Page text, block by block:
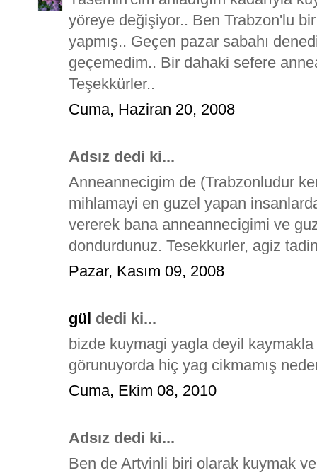
yöreye değişiyor.. Ben Trabzon'lu
yapmış.. Geçen pazar sabahı
geçemedim.. Bir dahaki sefere
Teşekkürler..
Cuma, Haziran 20, 2008
Adsız dedi ki...
Anneannecigim de (Trabzonludur
mihlamayi en guzel yapan
vererek bana anneannecigimi ve
dondurdunuz. Tesekkurler, agiz
Pazar, Kasım 09, 2008
gül dedi ki...
bizde kuymagi yagla deyil kaymakla
görunuyorda hiç yag cikmamış
Cuma, Ekim 08, 2010
Adsız dedi ki...
Ben de Artvinli biri olarak kuymak